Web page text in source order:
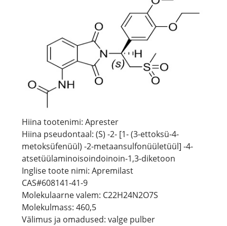
Hiina tootenimi: Aprester
Hiina pseudontaal: (S) -2- [1- (3-ettoksü-4-
metoksüfenüül) -2-metaansulfonüületüül] -4-
atsetüülaminoisoindoinoin-1,3-diketoon
Inglise toote nimi: Apremilast
CAS#608141-41-9
Molekulaarne valem: C22H24N2O7S
Molekulmass: 460,5
Välimus ja omadused: valge pulber